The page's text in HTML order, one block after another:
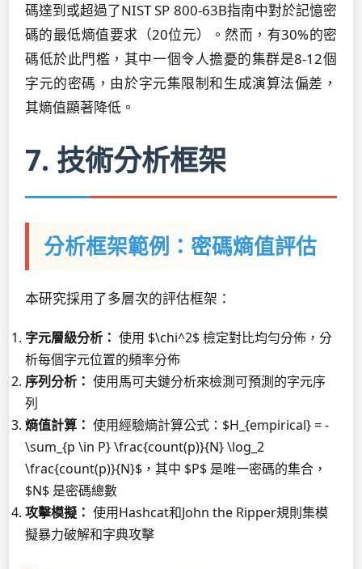
碼達到或超過了NIST SP 800-63B指南中對於記憶密
碼的最低熵值要求（20位元）。然而，有30%的密
碼低於此門檻，其中一個令人擔憂的集群是8-12個
字元的密碼，由於字元集限制和生成演算法偏差，
其熵值顯著降低。
7. 技術分析框架
分析框架範例：密碼熵值評估
本研究採用了多層次的評估框架：
字元層級分析： 使用 $\chi^2$ 檢定對比均勻分佈，分
析每個字元位置的頻率分佈
序列分析： 使用馬可夫鏈分析來檢測可預測的字元序
列
熵值計算： 使用經驗熵計算公式：$H_{empirical} = -
\sum_{p \in P} \frac{count(p)}{N} \log_2
\frac{count(p)}{N}$，其中 $P$ 是唯一密碼的集合，
$N$ 是密碼總數
攻擊模擬： 使用Hashcat和John the Ripper規則集模
擬暴力破解和字典攻擊